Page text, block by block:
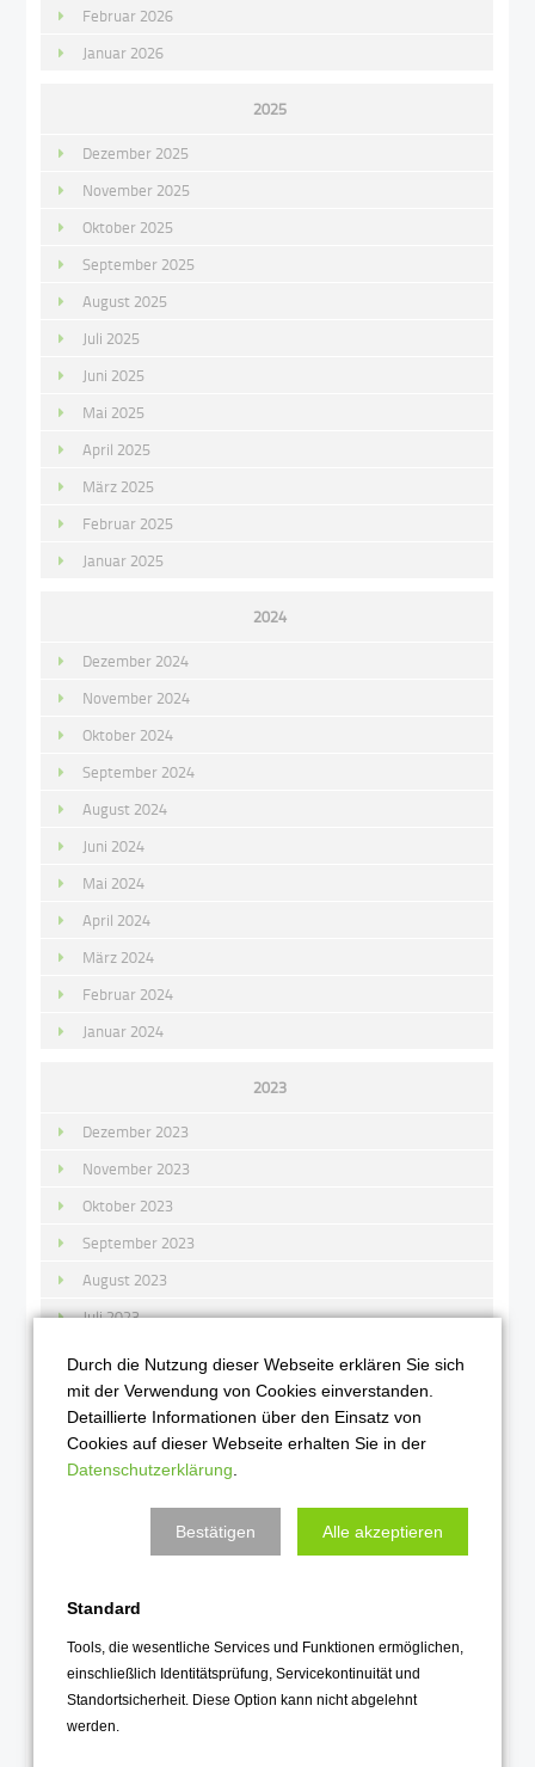
Februar 2026
Januar 2026
2025
Dezember 2025
November 2025
Oktober 2025
September 2025
August 2025
Juli 2025
Juni 2025
Mai 2025
April 2025
März 2025
Februar 2025
Januar 2025
2024
Dezember 2024
November 2024
Oktober 2024
September 2024
August 2024
Juni 2024
Mai 2024
April 2024
März 2024
Februar 2024
Januar 2024
2023
Dezember 2023
November 2023
Oktober 2023
September 2023
August 2023
Juli 2023
Juni 2023
Mai 2023
April 2023
März 2023
Dezember 2022
November 2022
Durch die Nutzung dieser Webseite erklären Sie sich
mit der Verwendung von Cookies einverstanden.
Detaillierte Informationen über den Einsatz von
Cookies auf dieser Webseite erhalten Sie in der
Datenschutzerklärung
Bestätigen Alle akzeptieren
Standard
Tools, die wesentliche Services und Funktionen ermöglichen,
einschließlich Identitätsprüfung, Servicekontinuität und
Standortsicherheit. Diese Option kann nicht abgelehnt
werden.